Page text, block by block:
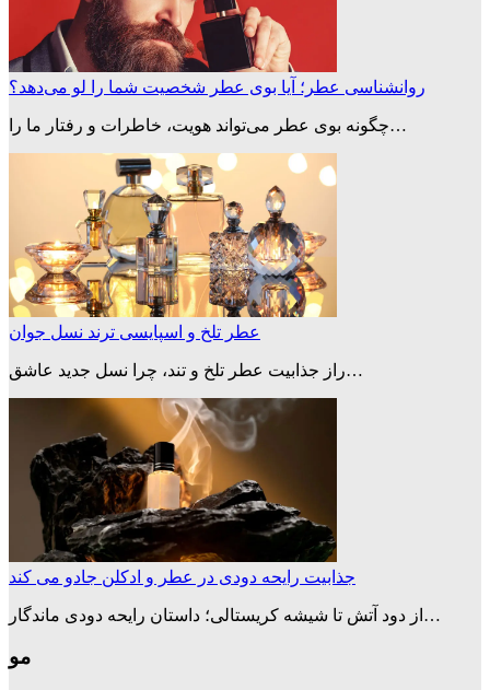
روانشناسی عطر؛ آیا بوی عطر شخصیت شما را لو می‌دهد؟
چگونه بوی عطر می‌تواند هویت، خاطرات و رفتار ما را…
عطر تلخ و اسپایسی ترند نسل جوان
راز جذابیت عطر تلخ و تند، چرا نسل جدید عاشق…
جذابیت رایحه دودی در عطر و ادکلن جادو می کند
از دود آتش تا شیشه کریستالی؛ داستان رایحه دودی ماندگار…
مو